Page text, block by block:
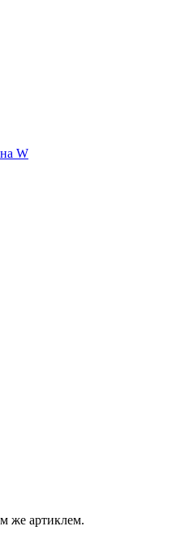
W
же артиклем.